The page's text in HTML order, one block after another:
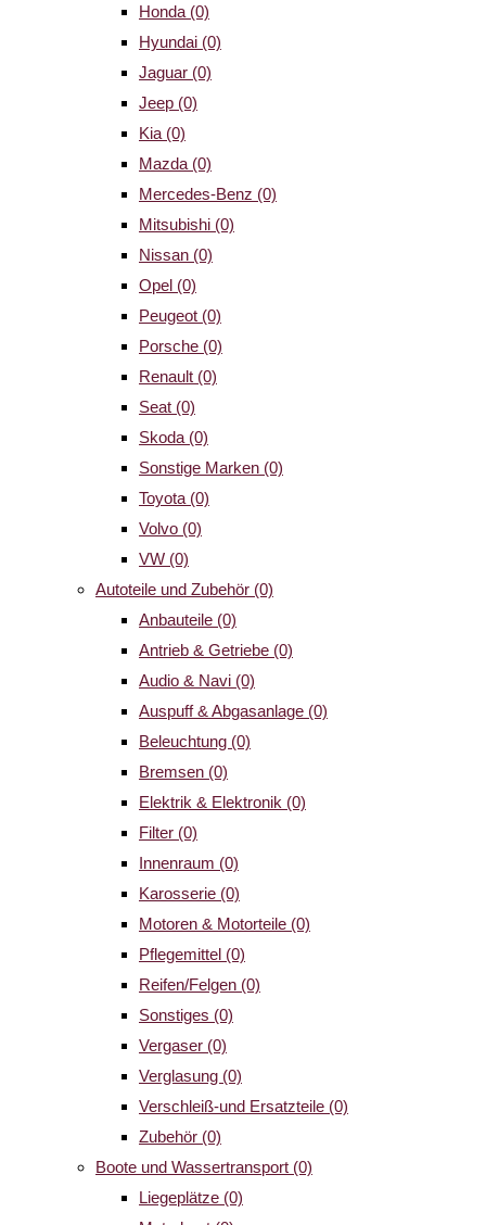
Honda (0)
Hyundai (0)
Jaguar (0)
Jeep (0)
Kia (0)
Mazda (0)
Mercedes-Benz (0)
Mitsubishi (0)
Nissan (0)
Opel (0)
Peugeot (0)
Porsche (0)
Renault (0)
Seat (0)
Skoda (0)
Sonstige Marken (0)
Toyota (0)
Volvo (0)
VW (0)
Autoteile und Zubehör (0)
Anbauteile (0)
Antrieb & Getriebe (0)
Audio & Navi (0)
Auspuff & Abgasanlage (0)
Beleuchtung (0)
Bremsen (0)
Elektrik & Elektronik (0)
Filter (0)
Innenraum (0)
Karosserie (0)
Motoren & Motorteile (0)
Pflegemittel (0)
Reifen/Felgen (0)
Sonstiges (0)
Vergaser (0)
Verglasung (0)
Verschleiß-und Ersatzteile (0)
Zubehör (0)
Boote und Wassertransport (0)
Liegeplätze (0)